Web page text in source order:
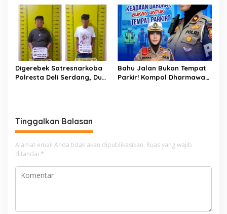
Demi Selamatkan Ribuan
Hektare Sawah Warga
Solusi
Digerebek Satresnarkoba
Polresta Deli Serdang, Dua
Bahu Jalan Bukan Tempat
Parkir! Kompol Dharmawati
Tinggalkan Balasan
Alamat email Anda tidak akan dipublikasikan. Ruas yang wajib
ditandai *